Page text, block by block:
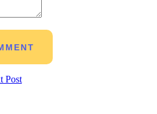
Post